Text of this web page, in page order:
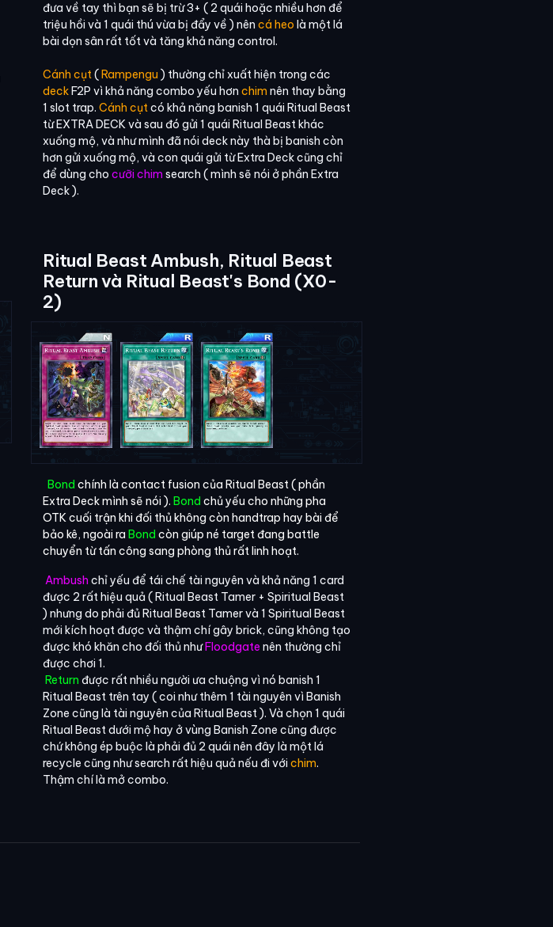
đưa về tay thì bạn sẽ bị trừ 3+ ( 2 quái hoặc nhiều hơn để
triệu hồi và 1 quái thú vừa bị đẩy về ) nên cá heo là một lá
bài dọn sân rất tốt và tăng khả năng control.
Cánh cụt( Rampengu ) thường chỉ xuất hiện trong các
deck F2P vì khả năng combo yếu hơn chim nên thay bằng
1 slot trap. Cánh cụtcó khả năng banish 1 quái Ritual Beast
từ EXTRA DECK và sau đó gửi 1 quái Ritual Beast khác
xuống mộ, và như mình đã nói deck này thà bị banish còn
hơn gửi xuống mộ, và con quái gửi từ Extra Deck cũng chỉ
để dùng cho cưỡi chim search ( mình sẽ nói ở phần Extra
Deck ).
Ritual Beast Ambush, Ritual Beast
Return và Ritual Beast's Bond (X0-
2)
Bond chính là contact fusion của Ritual Beast ( phần
Extra Deck mình sẽ nói ). Bond chủ yếu cho những pha
OTK cuối trận khi đối thủ không còn handtrap hay bài để
bảo kê, ngoài ra Bond còn giúp né target đang battle
chuyển từ tấn công sang phòng thủ rất linh hoạt.
Ambush chỉ yếu để tái chế tài nguyên và khả năng 1 card
được 2 rất hiệu quả ( Ritual Beast Tamer + Spiritual Beast
) nhưng do phải đủ Ritual Beast Tamer và 1 Spiritual Beast
mới kích hoạt được và thậm chí gây brick, cũng không tạo
được khó khăn cho đối thủ nhưFloodgate nên thường chỉ
được chơi 1.
Return được rất nhiều người ưa chuộng vì nó banish 1
Ritual Beast trên tay ( coi như thêm 1 tài nguyên vì Banish
Zone cũng là tài nguyên của Ritual Beast ). Và chọn 1 quái
Ritual Beast dưới mộ hay ở vùng Banish Zone cũng được
chứ không ép buộc là phải đủ 2 quái nên đây là một lá
recycle cũng như search rất hiệu quả nếu đi với chim.
Thậm chí là mở combo.